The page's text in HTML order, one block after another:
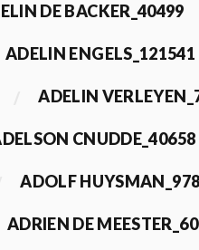
DE BACKER_40499
ADELIN ENGELS_121541
ADELIN
CNUDDE_40658
ADOLF
ADRIEN DE